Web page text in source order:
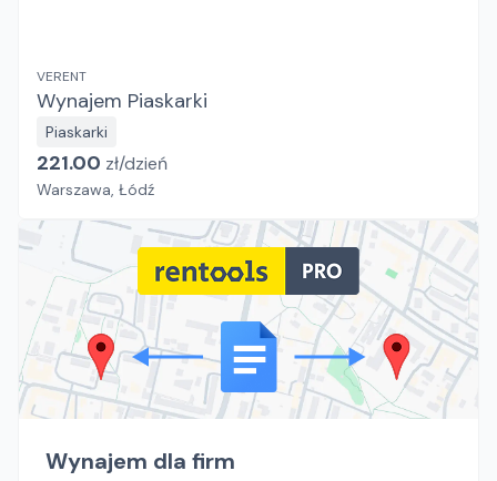
VERENT
Wynajem Piaskarki
Piaskarki
221.00 zł/dzień
Warszawa, Łódź
Wynajem dla firm